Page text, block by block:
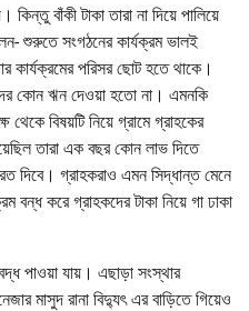
কিন্তু বাঁকী টাকা তারা না দিয়ে পালিয়ে
শুরুতে সংগঠনের কার্যক্রম ভালই
কার্যক্রমের পরিসর ছোট হতে থাকে।
কোন ঋন দেওয়া হতো না। এমনকি
বিষয়টি নিয়ে গ্রামে গ্রাহকের
তারা এক বছর কোন লাভ দিতে
দিবে। গ্রাহকরাও এমন সিদ্ধান্ত মেনে
বন্ধ করে গ্রাহকদের টাকা নিয়ে গা ঢাকা
পাওয়া যায়। এছাড়া সংস্থার
মাসুদ রানা বিদ্যুৎ এর বাড়িতে গিয়েও